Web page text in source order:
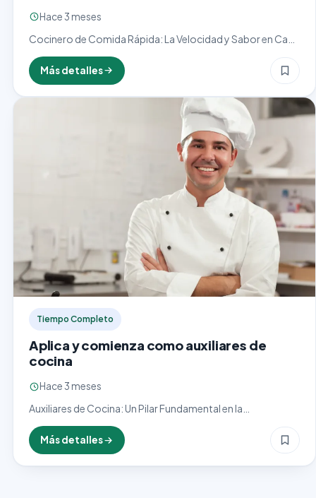
Hace 3 meses
Cocinero de Comida Rápida: La Velocidad y Sabor en Cada
pilares fundamentales en el…
Más detalles
Tiempo Completo
Aplica y comienza como auxiliares de
cocina
Hace 3 meses
Auxiliares de Cocina: Un Pilar Fundamental en la
Gastronomía Los auxiliares de cocina son una parte crucial
del engranaje en cualquier establecimiento gastronómico,
desde restaurantes de…
Más detalles